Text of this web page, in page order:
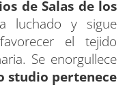
de Salas de los
luchado y sigue
el tejido
Se enorgullece
studio pertenece